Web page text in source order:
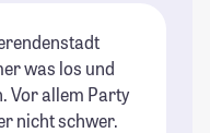
was los und
Vor allem Party
nicht schwer.